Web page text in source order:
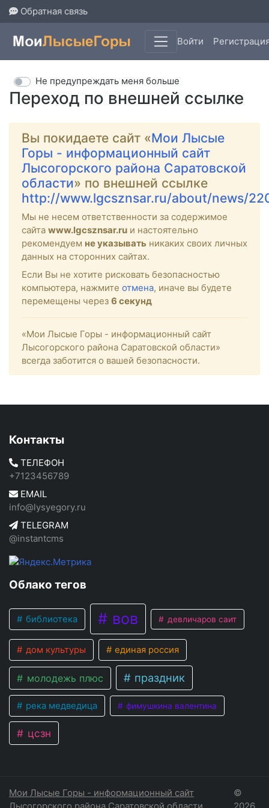
Обратная связь
Войти
Переход по внешней ссылке
Не предупреждать меня больше
Вы покидаете сайт «Мои Лысые
Горы - информационный сайт
Лысогорского района Саратовской
области» по внешней ссылке
http://www.lgcsznsar.ru/about/news/
Мы не несем ответственности за содержимое
сайта www.lgcsznsar.ru и настоятельно
рекомендуем не указывать никаких своих личных
данных на сторонних сайтах.
Если Вы не хотите рисковать безопасностью
компьютера, нажмите отмена, иначе вы будете
перемещены через 5 секунд
«Мои Лысые Горы - информационный сайт
Лысогорского района Саратовской области»
всегда заботится о вашей безопасности.
Контакты
ТЕЛЕФОН
+7123456789
EMAIL
info@lysyegory.ru
TELEGRAM
@instantcms
Облако тегов
библиотека вов девличаров саит
дом культуры единая россия
молодежь плюс праздник
река медведица фимушкина валентина
цсзн
Мои Лысые Горы - информационный сайт
©